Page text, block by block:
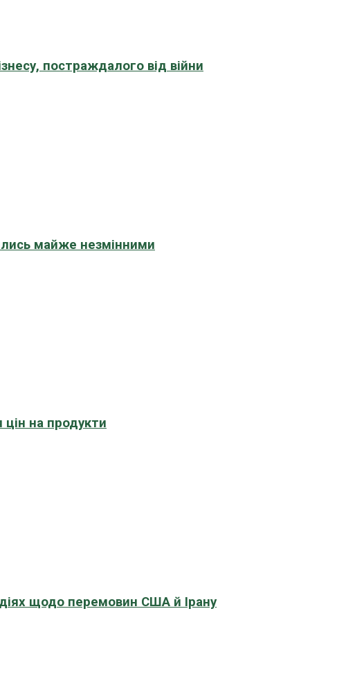
постраждалого від війни
майже незмінними
на продукти
щодо перемовин США й Ірану